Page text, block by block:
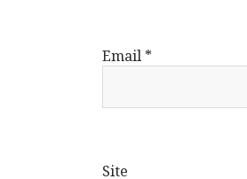
Email *
Site